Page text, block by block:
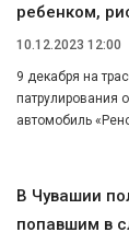
ребенком,
10.12.2023 12:00
9 декабря на
патрулирования
автомобиль
В Чувашии
попавшим в